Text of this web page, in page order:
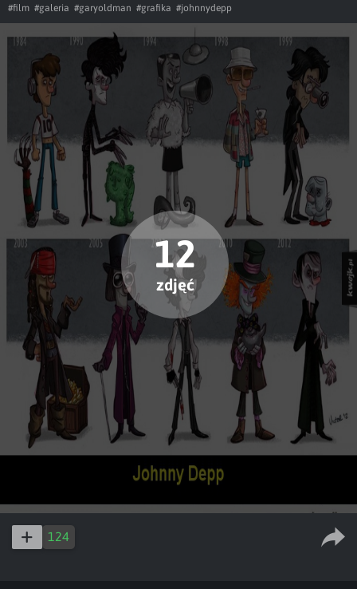
#film #galeria #garyoldman #grafika #johnnydepp
12
zdjęć
124